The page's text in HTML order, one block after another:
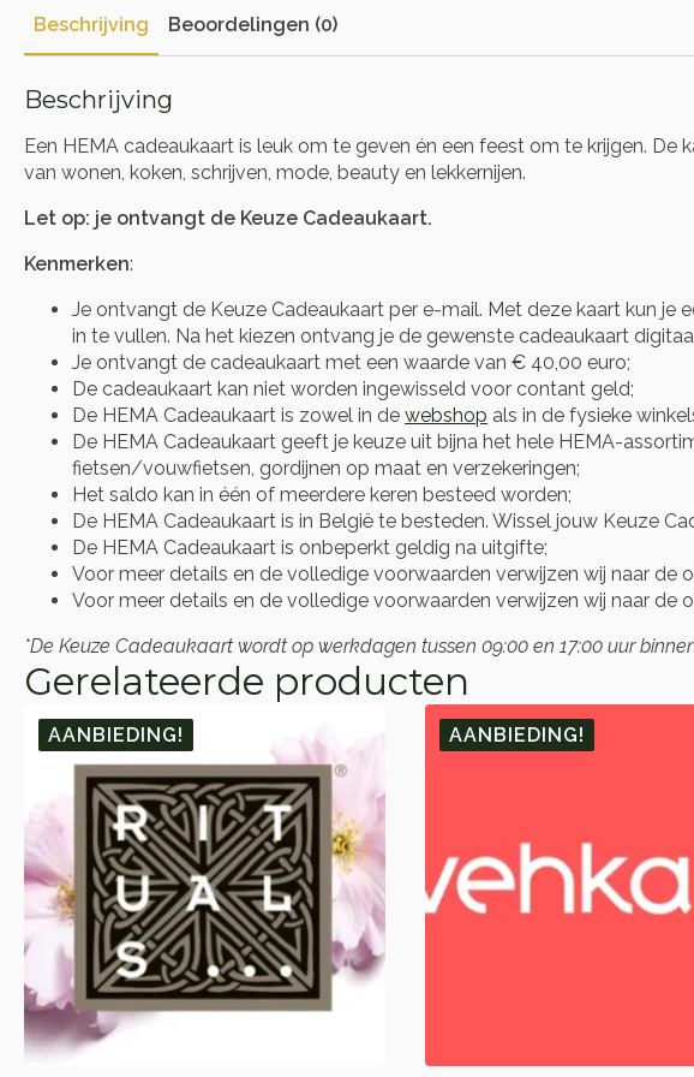
Beschrijving Beoordelingen (0)
Beschrijving
Een HEMA cadeaukaart is leuk om te geven én een feest om te krijgen.
van wonen, koken, schrijven, mode, beauty en lekkernijen.
Let op: je ontvangt de Keuze Cadeaukaart.
Kenmerken:
Je ontvangt de Keuze Cadeaukaart per e-mail. Met deze kaart kun je
in te vullen. Na het kiezen ontvang je de gewenste cadeaukaart
Je ontvangt de cadeaukaart met een waarde van € 40,00 euro;
De cadeaukaart kan niet worden ingewisseld voor contant geld;
De HEMA Cadeaukaart is zowel in de webshop als in de fysieke
De HEMA Cadeaukaart geeft je keuze uit bijna het hele HEMA-
fietsen/vouwfietsen, gordijnen op maat en verzekeringen;
Het saldo kan in één of meerdere keren besteed worden;
De HEMA Cadeaukaart is in België te besteden. Wissel jouw Keuze
De HEMA Cadeaukaart is onbeperkt geldig na uitgifte;
Voor meer details en de volledige voorwaarden verwijzen wij naar de
Voor meer details en de volledige voorwaarden verwijzen wij naar de
*De Keuze Cadeaukaart wordt op werkdagen tussen 09:00 en 17:00 uur
Gerelateerde producten
AANBIEDING! AANBIEDING!